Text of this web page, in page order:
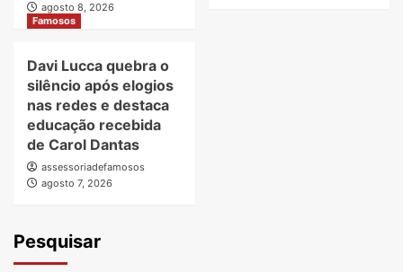
agosto 8, 2026
Famosos
Davi Lucca quebra o
silêncio após elogios
nas redes e destaca
educação recebida
de Carol Dantas
assessoriadefamosos
agosto 7, 2026
Pesquisar